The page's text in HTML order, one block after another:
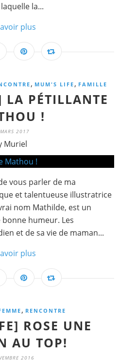
la...
plus
, MUM'S LIFE, FAMILLE
PÉTILLANTE
!
2017
Muriel
vous parler de ma
et talentueuse illustratrice
nom Mathilde, est un
humeur. Les
et de sa vie de maman...
plus
, RENCONTRE
ROSE UNE
AU TOP!
2016